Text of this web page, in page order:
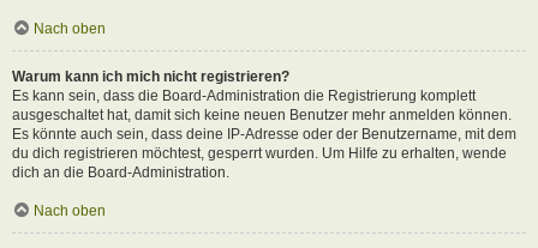
Nach oben
Warum kann ich mich nicht registrieren?
Es kann sein, dass die Board-Administration die Registrierung komplett
ausgeschaltet hat, damit sich keine neuen Benutzer mehr anmelden können.
Es könnte auch sein, dass deine IP-Adresse oder der Benutzername, mit dem
du dich registrieren möchtest, gesperrt wurden. Um Hilfe zu erhalten, wende
dich an die Board-Administration.
Nach oben